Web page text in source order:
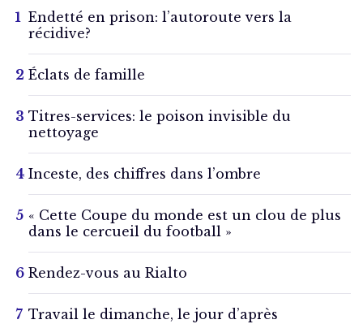
Endetté en prison: l’autoroute vers la
récidive?
Éclats de famille
Titres-services: le poison invisible du
nettoyage
Inceste, des chiffres dans l’ombre
« Cette Coupe du monde est un clou de plus
dans le cercueil du football »
Rendez-vous au Rialto
Travail le dimanche, le jour d’après